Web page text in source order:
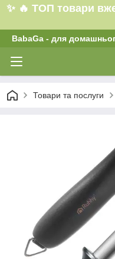
✨ 🔥 ТОП товари
BabaGa - для
Товари та послуги